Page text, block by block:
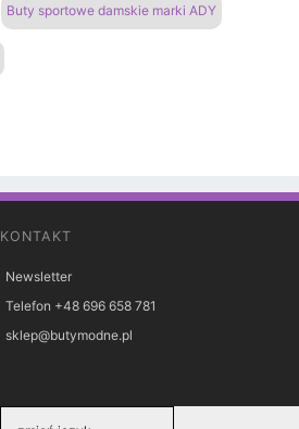
Buty sportowe damskie marki ADY
KONTAKT
Newsletter
Telefon +48 696 658 781
sklep@butymodne.pl